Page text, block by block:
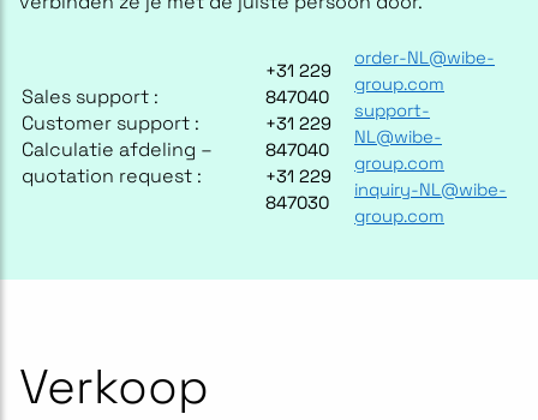
Sales support :
Customer support :
Calculatie afdeling –
quotation request :
+31 229
847040
+31 229
847040
+31 229
847030
order-NL@wibe-
group.com
support-
NL@wibe-
group.com
inquiry-NL@wibe-
group.com
Verkoop